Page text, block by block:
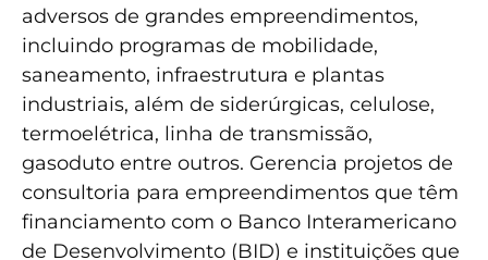
adversos de grandes empreendimentos,
incluindo programas de mobilidade,
saneamento, infraestrutura e plantas
industriais, além de siderúrgicas, celulose,
termoelétrica, linha de transmissão,
gasoduto entre outros. Gerencia projetos de
consultoria para empreendimentos que têm
financiamento com o Banco Interamericano
de Desenvolvimento (BID) e instituições que